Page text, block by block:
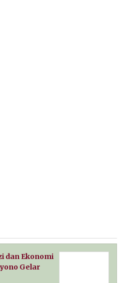
dan Ekonomi
Gelar